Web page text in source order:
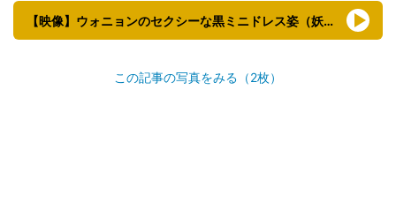
【映像】ウォニョンのセクシーな黒ミニドレス姿（妖艶コラボも）
この記事の写真をみる（2枚）